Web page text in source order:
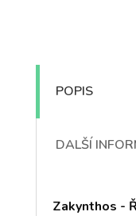
POPIS
DALŠÍ
Zakynthos -